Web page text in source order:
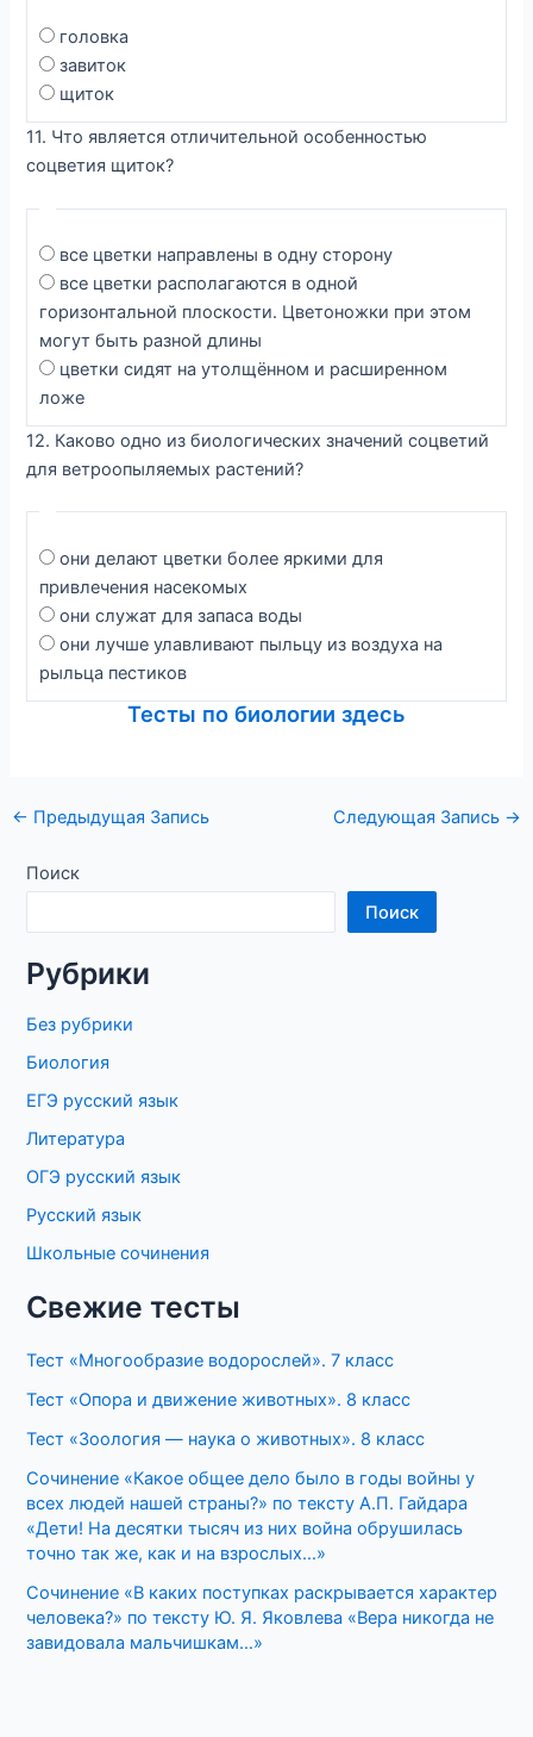
головка
завиток
щиток
11. Что является отличительной особенностью
соцветия щиток?
все цветки направлены в одну сторону
все цветки располагаются в одной
горизонтальной плоскости. Цветоножки при этом
могут быть разной длины
цветки сидят на утолщённом и расширенном
ложе
12. Каково одно из биологических значений соцветий
для ветроопыляемых растений?
они делают цветки более яркими для
привлечения насекомых
они служат для запаса воды
они лучше улавливают пыльцу из воздуха на
рыльца пестиков
Тесты по биологии здесь
Навигация
записям
← Предыдущая Запись Следующая Запись →
Поиск
Поиск
Рубрики
Без рубрики
Биология
ЕГЭ русский язык
Литература
ОГЭ русский язык
Русский язык
Школьные сочинения
Свежие тесты
Тест «Многообразие водорослей». 7 класс
Тест «Опора и движение животных». 8 класс
Тест «Зоология — наука о животных». 8 класс
Сочинение «Какое общее дело было в годы войны у
всех людей нашей страны?» по тексту А.П. Гайдара
«Дети! На десятки тысяч из них война обрушилась
точно так же, как и на взрослых…»
Сочинение «В каких поступках раскрывается характер
человека?» по тексту Ю. Я. Яковлева «Вера никогда не
завидовала мальчишкам…»